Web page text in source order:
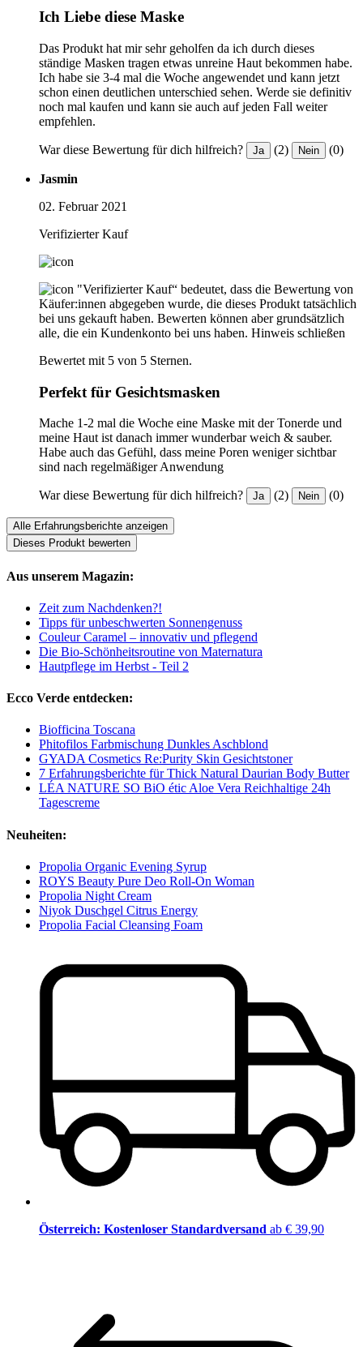
Ich Liebe diese Maske
Das Produkt hat mir sehr geholfen da ich durch dieses
ständige Masken tragen etwas unreine Haut bekommen habe.
Ich habe sie 3-4 mal die Woche angewendet und kann jetzt
schon einen deutlichen unterschied sehen. Werde sie definitiv
noch mal kaufen und kann sie auch auf jeden Fall weiter
empfehlen.
War diese Bewertung für dich hilfreich? Ja (2) Nein (0)
Jasmin
02. Februar 2021
Verifizierter Kauf
"Verifizierter Kauf“ bedeutet, dass die Bewertung von
Käufer:innen abgegeben wurde, die dieses Produkt tatsächlich
bei uns gekauft haben. Bewerten können aber grundsätzlich
alle, die ein Kundenkonto bei uns haben. Hinweis schließen
Bewertet mit 5 von 5 Sternen.
Perfekt für Gesichtsmasken
Mache 1-2 mal die Woche eine Maske mit der Tonerde und
meine Haut ist danach immer wunderbar weich & sauber.
Habe auch das Gefühl, dass meine Poren weniger sichtbar
sind nach regelmäßiger Anwendung
War diese Bewertung für dich hilfreich? Ja (2) Nein (0)
Alle Erfahrungsberichte anzeigen
Dieses Produkt bewerten
Aus unserem Magazin:
Zeit zum Nachdenken?!
Tipps für unbeschwerten Sonnengenuss
Couleur Caramel – innovativ und pflegend
Die Bio-Schönheitsroutine von Maternatura
Hautpflege im Herbst - Teil 2
Ecco Verde entdecken:
Biofficina Toscana
Phitofilos Farbmischung Dunkles Aschblond
GYADA Cosmetics Re:Purity Skin Gesichtstoner
7 Erfahrungsberichte für Thick Natural Daurian Body Butter
LÉA NATURE SO BiO étic Aloe Vera Reichhaltige 24h
Tagescreme
Neuheiten:
Propolia Organic Evening Syrup
ROYS Beauty Pure Deo Roll-On Woman
Propolia Night Cream
Niyok Duschgel Citrus Energy
Propolia Facial Cleansing Foam
Österreich: Kostenloser Standardversand ab € 39,90